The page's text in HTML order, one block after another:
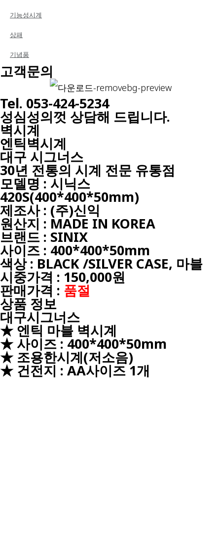
기능성시계
상패
기념품
고객문의
Tel. 053-424-5234
성심성의껏 상담해 드립니다.
벽시계
엔틱벽시계
대구 시그너스
30년 전통의 시계 전문 유통점
모델명 : 시닉스
420S(400*400*50mm)
제조사 : (주)신익
원산지 : MADE IN KOREA
브랜드 : SINIX
사이즈 : 400*400*50mm
색상 : BLACK /SILVER CASE, 마블
시중가격 : 150,000원
판매가격 : 품절
상품 정보
대구시그너스
★ 엔틱 마블 벽시계
★ 사이즈 : 400*400*50mm
★ 조용한시계(저소음)
★ 건전지 : AA사이즈 1개